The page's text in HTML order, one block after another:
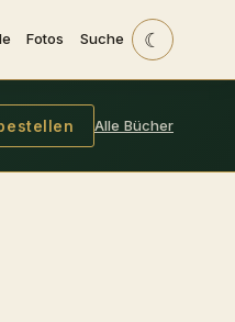
Fotos Suche ☾
Alle Bücher